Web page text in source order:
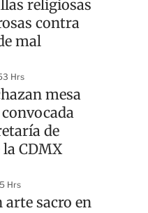
religiosas
contra
mal
Hrs
mesa
de
CDMX
Hrs
arte sacro en